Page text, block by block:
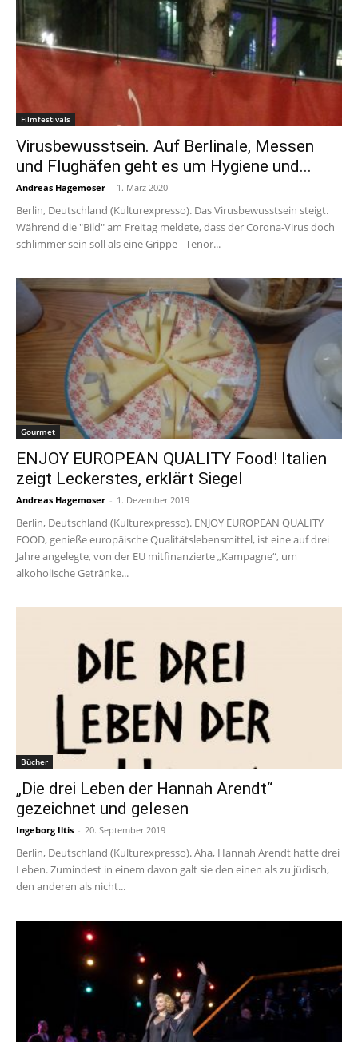
Filmfestivals
Virusbewusstsein. Auf Berlinale, Messen
und Flughäfen geht es um Hygiene und...
Andreas Hagemoser - 1. März 2020
Berlin, Deutschland (Kulturexpresso). Das Virusbewusstsein steigt.
Während die "Bild" am Freitag meldete, dass der Corona-Virus doch
schlimmer sein soll als eine Grippe - Tenor...
Gourmet
ENJOY EUROPEAN QUALITY Food! Italien
zeigt Leckerstes, erklärt Siegel
Andreas Hagemoser - 1. Dezember 2019
Berlin, Deutschland (Kulturexpresso). ENJOY EUROPEAN QUALITY
FOOD, genieße europäische Qualitätslebensmittel, ist eine auf drei
Jahre angelegte, von der EU mitfinanzierte „Kampagne“, um
alkoholische Getränke...
Bücher
„Die drei Leben der Hannah Arendt“
gezeichnet und gelesen
Ingeborg Iltis - 20. September 2019
Berlin, Deutschland (Kulturexpresso). Aha, Hannah Arendt hatte drei
Leben. Zumindest in einem davon galt sie den einen als zu jüdisch,
den anderen als nicht...